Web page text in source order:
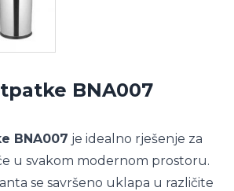
BNA007
BNA007 je idealno rješenje za
u svakom modernom prostoru.
se savršeno uklapa u različite